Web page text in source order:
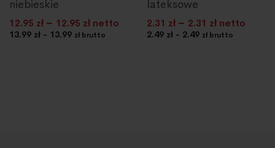
niebieskie
12.95 zł – 12.95 zł netto
13.99 zł - 13.99 zł brutto
lateksowe
2.31 zł – 2.31 zł netto
2.49 zł - 2.49 zł brutto